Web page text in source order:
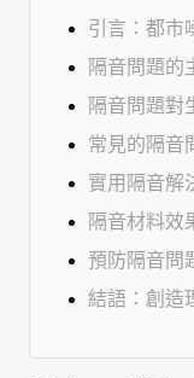
引言：都市
隔音問題的
隔音問題對
常見的隔音
實用隔音解
隔音材料效
預防隔音問
結語：創造